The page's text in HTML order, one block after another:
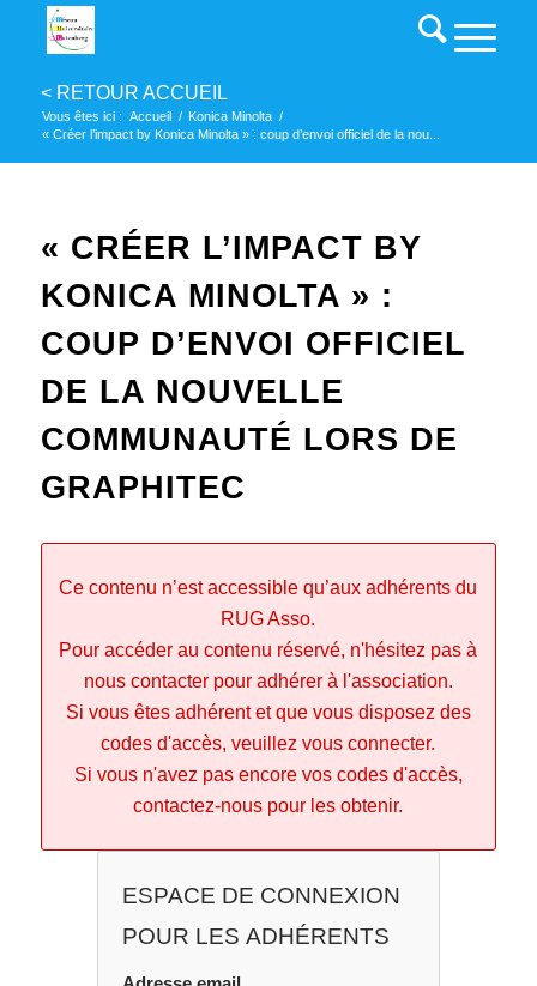
Vous êtes ici : Accueil / Konica Minolta /
« Créer l’impact by Konica Minolta » : coup d’envoi officiel de la nou...
« CRÉER L’IMPACT BY
KONICA MINOLTA » :
COUP D’ENVOI OFFICIEL
DE LA NOUVELLE
COMMUNAUTÉ LORS DE
GRAPHITEC
Ce contenu n’est accessible qu’aux adhérents du
RUG Asso.
Pour accéder au contenu réservé, n'hésitez pas à
nous contacter pour adhérer à l'association.
Si vous êtes adhérent et que vous disposez des
codes d'accès, veuillez vous connecter.
Si vous n'avez pas encore vos codes d'accès,
contactez-nous pour les obtenir.
ESPACE DE CONNEXION
POUR LES ADHÉRENTS